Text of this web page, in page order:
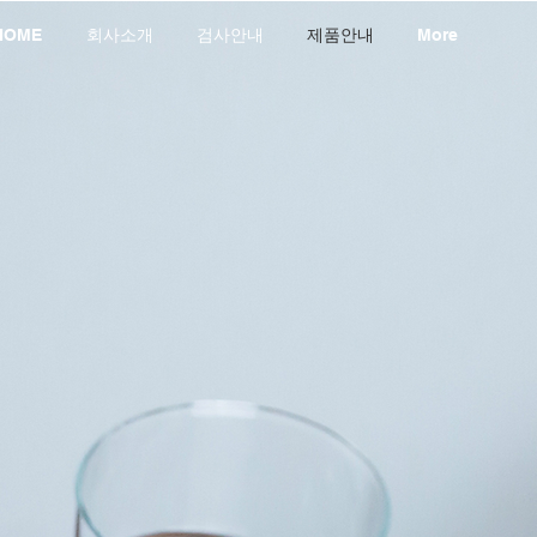
회사소개 검사안내 제품안내 More